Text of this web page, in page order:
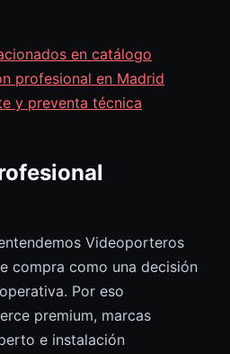
en catálogo
profesional en Madrid
y preventa técnica
Videoporteros
compra como una decisión
Por eso
premium, marcas
e instalación